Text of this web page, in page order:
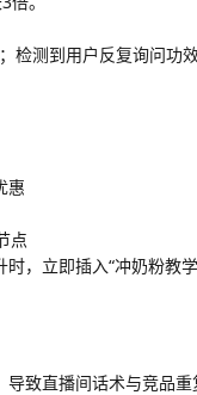
检测到用户反复询问功
惠
点
，立即插入“冲奶粉教
致直播间话术与竞品